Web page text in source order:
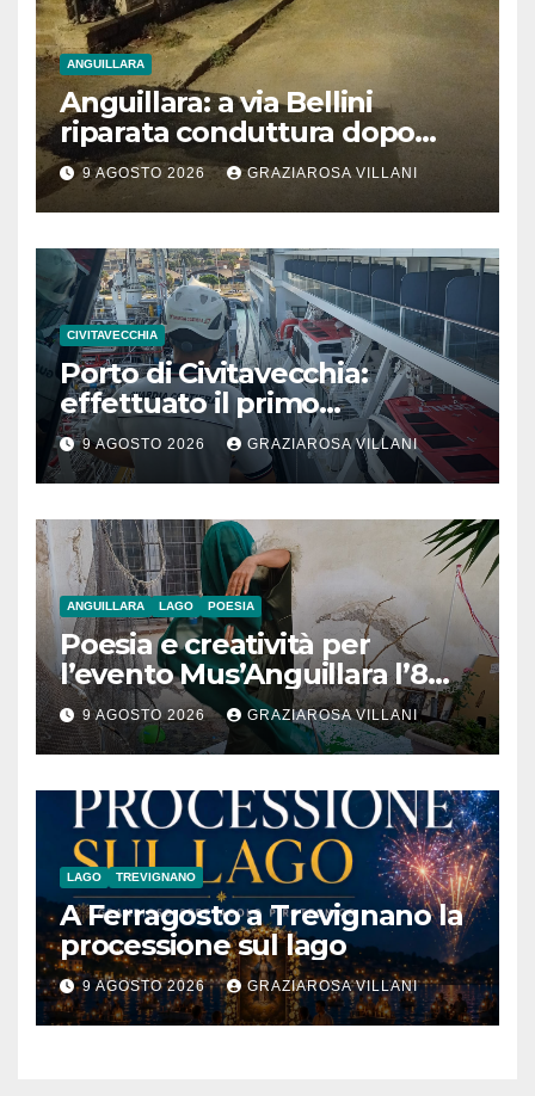
ANGUILLARA
Anguillara: a via Bellini
riparata conduttura dopo
segnalazione IdD
9 AGOSTO 2026 GRAZIAROSA VILLANI
CIVITAVECCHIA
Porto di Civitavecchia:
effettuato il primo
rifornimento di GNL ad una
nave da crociera
9 AGOSTO 2026 GRAZIAROSA VILLANI
ANGUILLARA LAGO POESIA
Poesia e creatività per
l’evento Mus’Anguillara l’8
agosto 2026 al Museo
Contadino
9 AGOSTO 2026 GRAZIAROSA VILLANI
LAGO TREVIGNANO
A Ferragosto a Trevignano la
processione sul lago
9 AGOSTO 2026 GRAZIAROSA VILLANI